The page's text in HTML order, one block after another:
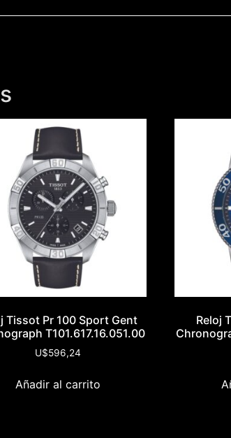
Tissot Pr 100 Sport Gent
T101.617.16.051.00
U$596,24
Añadir al carrito
Reloj